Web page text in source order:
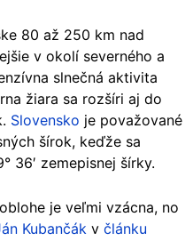
80 až 250 km nad
v okolí severného a
slnečná aktivita
žiara sa rozšíri aj do
Slovensko je považované
šírok, keďže sa
36′ zemepisnej šírky.
je veľmi vzácna, no
Kubančák v článku